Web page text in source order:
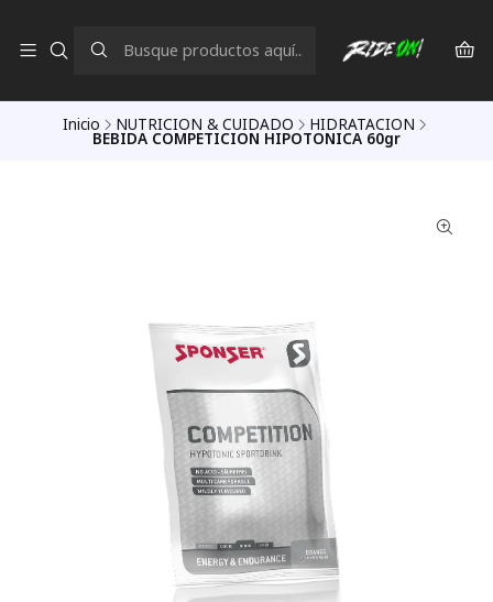
Inicio NUTRICION & CUIDADO HIDRATACION
BEBIDA COMPETICION HIPOTONICA 60gr